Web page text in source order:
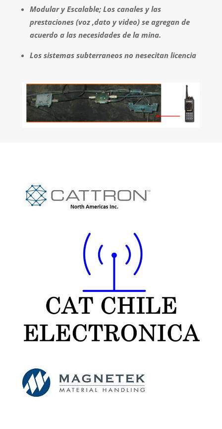
Modular y Escalable; Los canales y las
prestaciones (voz ,dato y video) se agregan de
acuerdo a las necesidades de la mina.
Los sistemas subterraneos no nesecitan licencia